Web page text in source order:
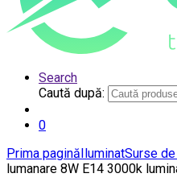
Search
Caută după:
0
Prima paginăIluminatSurse
lumanare 8W E14 3000k